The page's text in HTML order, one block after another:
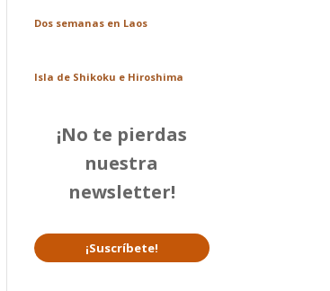
Dos semanas en Laos
Isla de Shikoku e Hiroshima
¡No te pierdas
nuestra
newsletter!
¡Suscríbete!